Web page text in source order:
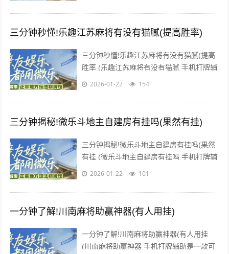
三分钟秒懂!乐趣江苏麻将有没有猫腻(提高胜率)
三分钟秒懂!乐趣江苏麻将有没有猫腻(提高
胜率 (乐趣江苏麻将有没有猫腻 手机打牌辅
助是一款可以让一直输的玩家，快速成为一
2026-01-22 154
三分钟揭秘!微乐斗地主自建房有挂吗(果然有挂)
三分钟揭秘!微乐斗地主自建房有挂吗(果然
有挂 (微乐斗地主自建房有挂吗 手机打牌辅
助是一款可以让一直输的玩家，快速成为一
2026-01-22 101
一分钟了解!川南麻将助赢神器(有人用挂)
一分钟了解!川南麻将助赢神器(有人用挂
(川南麻将助赢神器 手机打牌辅助是一款可